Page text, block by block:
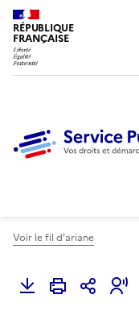
RÉPUBLIQUE
FRANÇAISE
Voir le fil d'ariane